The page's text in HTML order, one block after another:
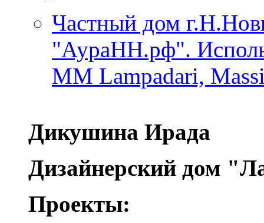
Частный дом
"АураНН.рф".
MM Lampadari,
Дикушина Ирада
Дизайнерский дом
Проекты: